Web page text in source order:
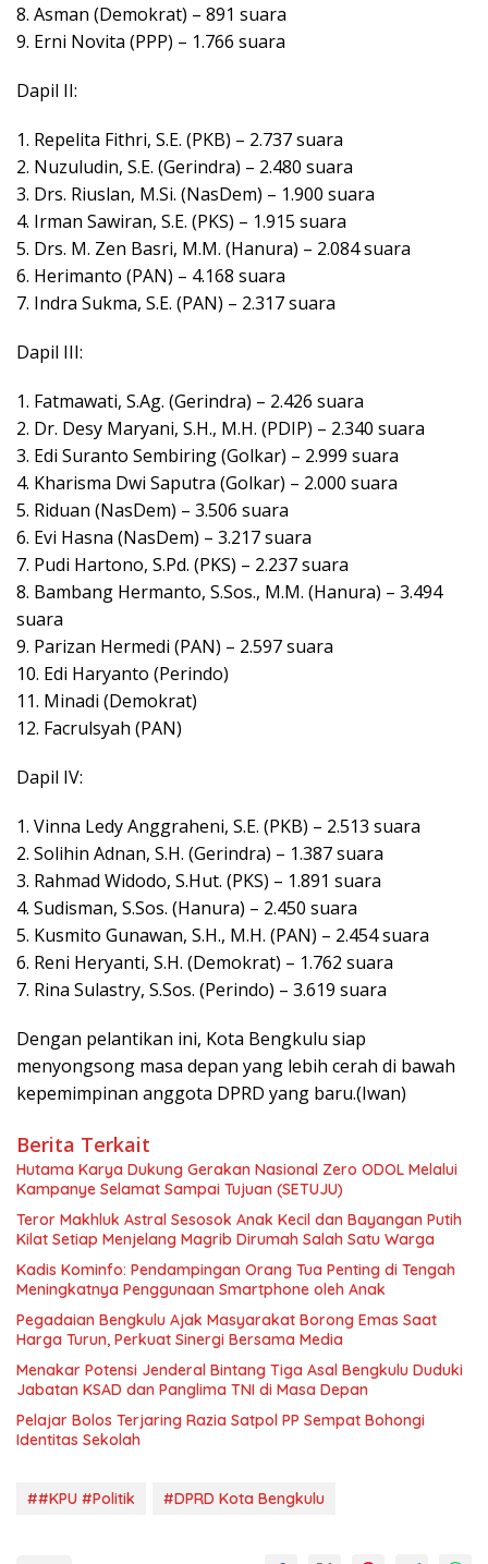
8. Asman (Demokrat) – 891 suara
9. Erni Novita (PPP) – 1.766 suara
Dapil II:
1. Repelita Fithri, S.E. (PKB) – 2.737 suara
2. Nuzuludin, S.E. (Gerindra) – 2.480 suara
3. Drs. Riuslan, M.Si. (NasDem) – 1.900 suara
4. Irman Sawiran, S.E. (PKS) – 1.915 suara
5. Drs. M. Zen Basri, M.M. (Hanura) – 2.084 suara
6. Herimanto (PAN) – 4.168 suara
7. Indra Sukma, S.E. (PAN) – 2.317 suara
Dapil III:
1. Fatmawati, S.Ag. (Gerindra) – 2.426 suara
2. Dr. Desy Maryani, S.H., M.H. (PDIP) – 2.340 suara
3. Edi Suranto Sembiring (Golkar) – 2.999 suara
4. Kharisma Dwi Saputra (Golkar) – 2.000 suara
5. Riduan (NasDem) – 3.506 suara
6. Evi Hasna (NasDem) – 3.217 suara
7. Pudi Hartono, S.Pd. (PKS) – 2.237 suara
8. Bambang Hermanto, S.Sos., M.M. (Hanura) – 3.494
suara
9. Parizan Hermedi (PAN) – 2.597 suara
10. Edi Haryanto (Perindo)
11. Minadi (Demokrat)
12. Facrulsyah (PAN)
Dapil IV:
1. Vinna Ledy Anggraheni, S.E. (PKB) – 2.513 suara
2. Solihin Adnan, S.H. (Gerindra) – 1.387 suara
3. Rahmad Widodo, S.Hut. (PKS) – 1.891 suara
4. Sudisman, S.Sos. (Hanura) – 2.450 suara
5. Kusmito Gunawan, S.H., M.H. (PAN) – 2.454 suara
6. Reni Heryanti, S.H. (Demokrat) – 1.762 suara
7. Rina Sulastry, S.Sos. (Perindo) – 3.619 suara
Dengan pelantikan ini, Kota Bengkulu siap
menyongsong masa depan yang lebih cerah di bawah
kepemimpinan anggota DPRD yang baru.(Iwan)
Berita Terkait
Hutama Karya Dukung Gerakan Nasional Zero ODOL Melalui
Kampanye Selamat Sampai Tujuan (SETUJU)
Teror Makhluk Astral Sesosok Anak Kecil dan Bayangan Putih
Kilat Setiap Menjelang Magrib Dirumah Salah Satu Warga
Kadis Kominfo: Pendampingan Orang Tua Penting di Tengah
Meningkatnya Penggunaan Smartphone oleh Anak
Pegadaian Bengkulu Ajak Masyarakat Borong Emas Saat
Harga Turun, Perkuat Sinergi Bersama Media
Menakar Potensi Jenderal Bintang Tiga Asal Bengkulu Duduki
Jabatan KSAD dan Panglima TNI di Masa Depan
Pelajar Bolos Terjaring Razia Satpol PP Sempat Bohongi
Identitas Sekolah
##KPU #Politik #DPRD Kota Bengkulu